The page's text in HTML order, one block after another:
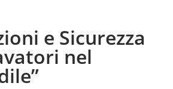
e Sicurezza
nel